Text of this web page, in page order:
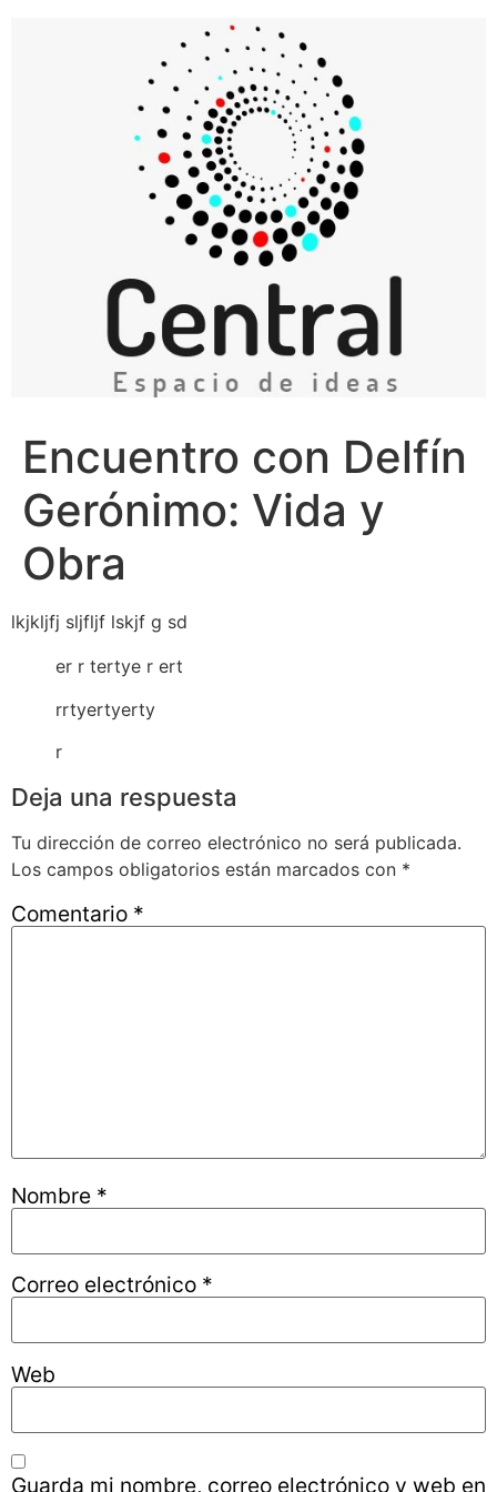
Encuentro con Delfín
Gerónimo: Vida y
Obra
lkjkljfj sljfljf lskjf g sd
er r tertye r ert
rrtyertyerty
r
Deja una respuesta
Tu dirección de correo electrónico no será publicada.
Los campos obligatorios están marcados con *
Comentario *
Nombre *
Correo electrónico *
Web
Guarda mi nombre, correo electrónico y web en